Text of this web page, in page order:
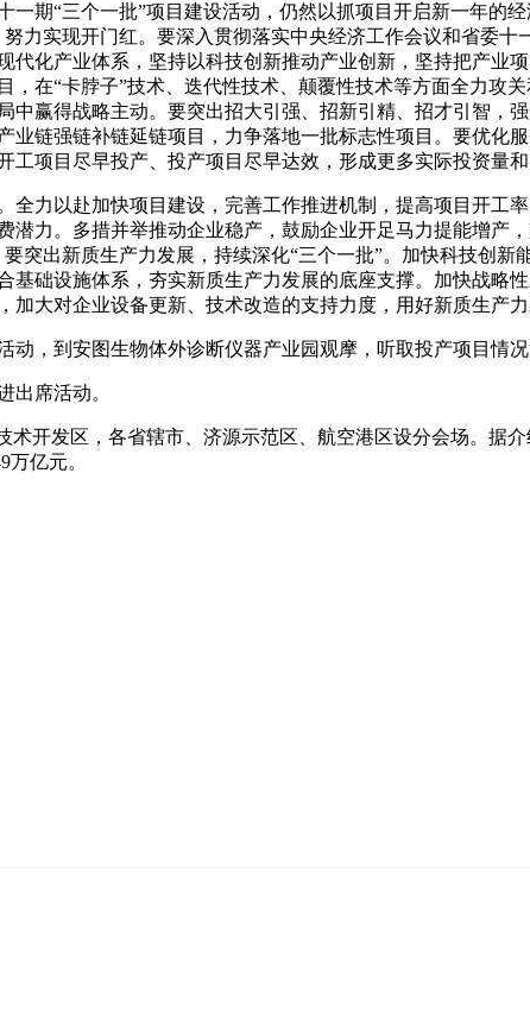
“三个一批”项目建设活动，仍然以抓项目开启新一年的
力实现开门红。要深入贯彻落实中央经济工作会议和省委
化产业体系，坚持以科技创新推动产业创新，坚持把产业
在“卡脖子”技术、迭代性技术、颠覆性技术等方面全力攻
中赢得战略主动。要突出招大引强、招新引精、招才引智，
业链强链补链延链项目，力争落地一批标志性项目。要优化
项目尽早投产、投产项目尽早达效，形成更多实际投资量
力以赴加快项目建设，完善工作推进机制，提高项目开工
潜力。多措并举推动企业稳产，鼓励企业开足马力提能增产
突出新质生产力发展，持续深化“三个一批”。加快科技创
基础设施体系，夯实新质生产力发展的底座支撑。加快战略
大对企业设备更新、技术改造的支持力度，用好新质生产力
，到安图生物体外诊断仪器产业园观摩，听取投产项目情况
席活动。
发区，各省辖市、济源示范区、航空港区设分会场。据介
亿元。